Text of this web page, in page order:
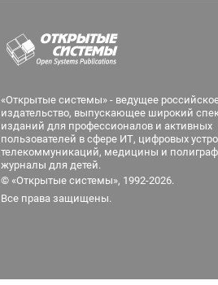
«Открытые системы» - ведущее
издательство, выпускающее широкий
изданий для профессионалов и активных
пользователей в сфере ИТ, цифровых
телекоммуникаций, медицины и
журналы для детей.
© «Открытые системы», 1992-2026.
Все права защищены.